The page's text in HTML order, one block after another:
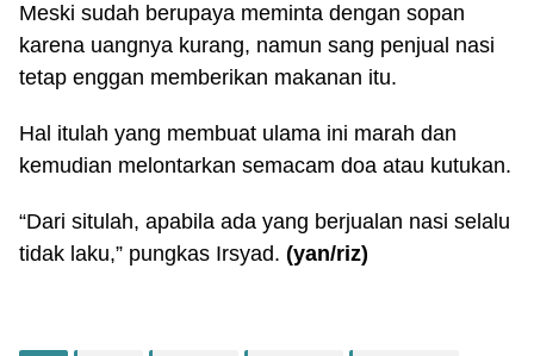
Meski sudah berupaya meminta dengan sopan
karena uangnya kurang, namun sang penjual nasi
tetap enggan memberikan makanan itu.
Hal itulah yang membuat ulama ini marah dan
kemudian melontarkan semacam doa atau kutukan.
“Dari situlah, apabila ada yang berjualan nasi selalu
tidak laku,” pungkas Irsyad. (yan/riz)